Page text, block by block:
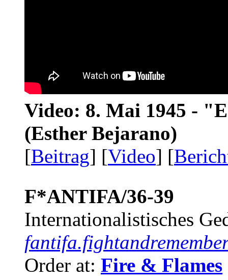
Video: 8. Mai 1945 -
(Esther Bejarano)
[Beitrag] [Video] [
F*ANTIFA/36-39
Internationalistisches
Order at: Fire & Flames